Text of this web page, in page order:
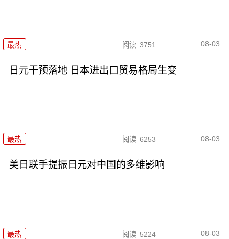
最热 阅读 3751 08-03
日元干预落地 日本进出口贸易格局生变
最热 阅读 6253 08-03
美日联手提振日元对中国的多维影响
最热 阅读 5224 08-03